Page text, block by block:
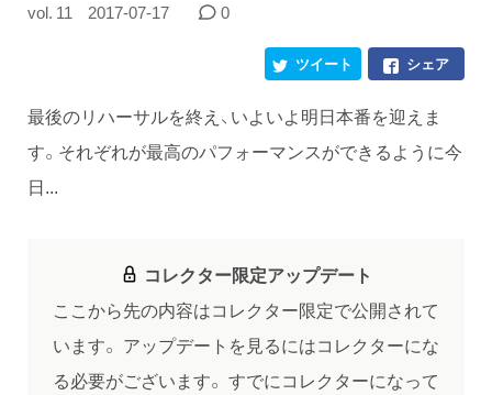
vol. 11 2017-07-17 0
シェア
ツイート
最後のリハーサルを終え、いよいよ明日本番を迎えま
す。それぞれが最高のパフォーマンスができるように今
日...
コレクター限定アップデート
ここから先の内容はコレクター限定で公開されて
います。 アップデートを見るにはコレクターにな
る必要がございます。 すでにコレクターになって